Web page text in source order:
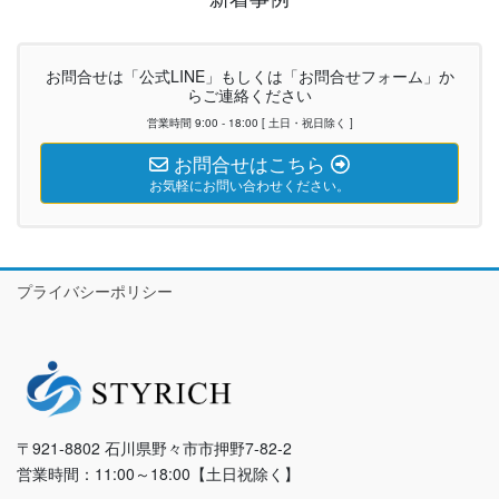
お問合せは「公式LINE」もしくは「お問合せフォーム」か
らご連絡ください
営業時間 9:00 - 18:00 [ 土日・祝日除く ]
お問合せはこちら
お気軽にお問い合わせください。
プライバシーポリシー
〒921-8802 石川県野々市市押野7-82-2
営業時間：11:00～18:00【土日祝除く】